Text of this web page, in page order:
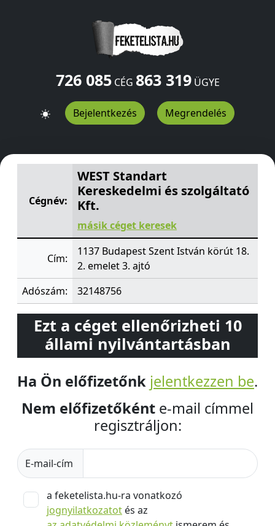
726 085CÉG 863 319ÜGYE
Bejelentkezés Megrendelés
WEST Standart Kereskedelmi és szolgáltató Kft. Szent
Cégnév:
WEST Standart
Kereskedelmi és szolgáltató
Kft.
másik céget keresek
Cím:
1137 Budapest Szent István körút 18.
2. emelet 3. ajtó
Adószám:
32148756
Ezt a céget ellenőrizheti 10
állami nyilvántartásban
Ha Ön előfizetőnk jelentkezzen be.
Nem előfizetőként e-mail címmel
regisztráljon:
E-mail-cím
a feketelista.hu-ra vonatkozó
jognyilatkozatot és az